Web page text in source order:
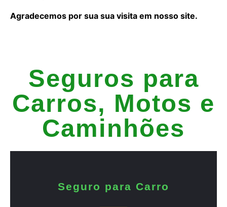
Agradecemos por sua sua visita em nosso site.
Seguros para
Carros, Motos e
Caminhões
Seguro para Carro